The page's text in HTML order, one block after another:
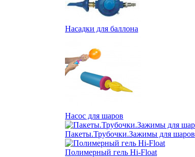
Насадки для баллона
Насос для шаров
Пакеты.Трубочки.Зажимы для шаров
Полимерный гель Hi-Float